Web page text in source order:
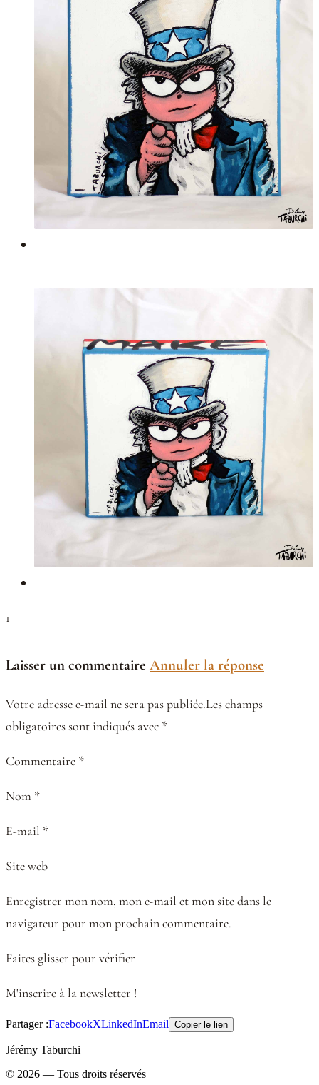
1
Laisser un commentaire Annuler la réponse
Votre adresse e-mail ne sera pas publiée.Les champs
obligatoires sont indiqués avec *
Commentaire *
Nom *
E-mail *
Site web
Enregistrer mon nom, mon e-mail et mon site dans le
navigateur pour mon prochain commentaire.
Faites glisser pour vérifier
M'inscrire à la newsletter !
Partager :FacebookXLinkedInEmail Copier le lien
Jérémy Taburchi
© 2026 — Tous droits réservés